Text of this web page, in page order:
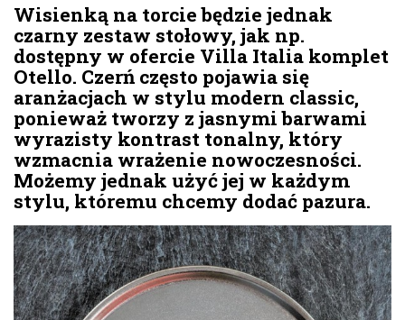
Wisienką na torcie będzie jednak
czarny zestaw stołowy, jak np.
dostępny w ofercie Villa Italia komplet
Otello. Czerń często pojawia się
aranżacjach w stylu modern classic,
ponieważ tworzy z jasnymi barwami
wyrazisty kontrast tonalny, który
wzmacnia wrażenie nowoczesności.
Możemy jednak użyć jej w każdym
stylu, któremu chcemy dodać pazura.